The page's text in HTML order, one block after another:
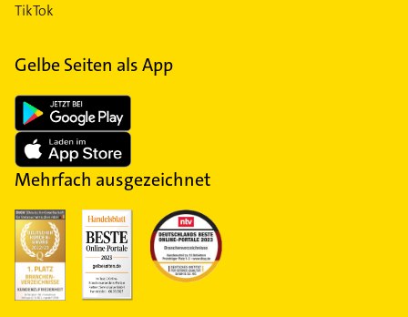
TikTok
Gelbe Seiten als App
Mehrfach ausgezeichnet